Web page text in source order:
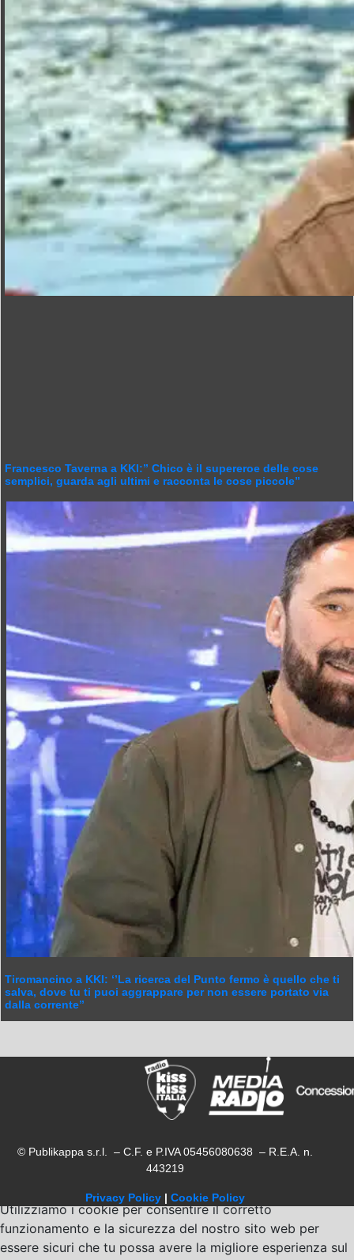
Francesco Taverna a KKI:” Chico è il supereroe delle cose
semplici, guarda agli ultimi e racconta le cose piccole”
Tiromancino a KKI: ‘’La ricerca del Punto fermo è quello che ti
salva, dove tu ti puoi aggrappare per non essere portato via
dalla corrente’’
© Publikappa s.r.l. – C.F. e P.IVA 05456080638 – R.E.A. n.
443219
Privacy Policy | Cookie Policy
Utilizziamo i cookie per consentire il corretto
funzionamento e la sicurezza del nostro sito web per
essere sicuri che tu possa avere la migliore esperienza sul